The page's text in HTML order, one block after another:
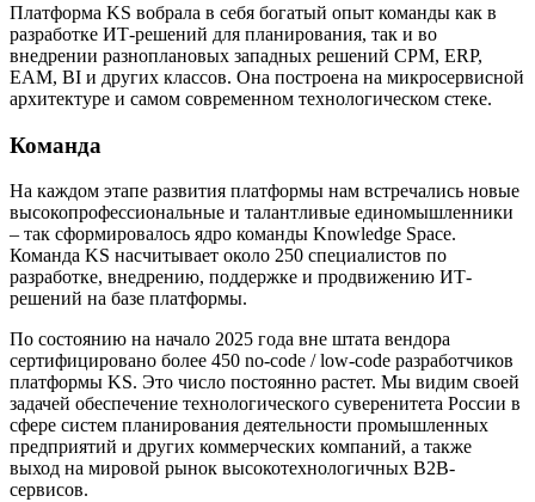
Платформа KS вобрала в себя богатый опыт команды как в
разработке ИТ-решений для планирования, так и во
внедрении разноплановых западных решений CPM, ERP,
EAM, BI и других классов. Она построена на микросервисной
архитектуре и самом современном технологическом стеке.
Команда
На каждом этапе развития платформы нам встречались новые
высокопрофессиональные и талантливые единомышленники
– так сформировалось ядро команды Knowledge Space.
Команда KS насчитывает около 250 специалистов по
разработке, внедрению, поддержке и продвижению ИТ-
решений на базе платформы.
По состоянию на начало 2025 года вне штата вендора
сертифицировано более 450 no-code / low-code разработчиков
платформы KS. Это число постоянно растет. Мы видим своей
задачей обеспечение технологического суверенитета России в
сфере систем планирования деятельности промышленных
предприятий и других коммерческих компаний, а также
выход на мировой рынок высокотехнологичных B2B-
сервисов.